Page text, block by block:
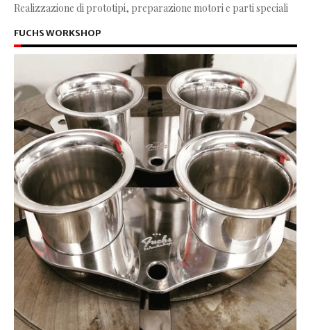
Realizzazione di prototipi, preparazione motori e parti speciali
FUCHS WORKSHOP